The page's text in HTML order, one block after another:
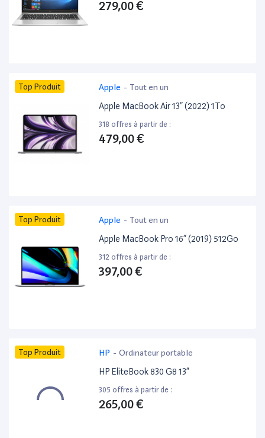
279,00 €
Top Produit Apple - Tout en un
Apple MacBook Air 13” (2022) 1To
318 offres à partir de :
479,00 €
Top Produit Apple - Tout en un
Apple MacBook Pro 16” (2019) 512Go
312 offres à partir de :
397,00 €
Top Produit HP - Ordinateur portable
HP EliteBook 830 G8 13”
305 offres à partir de :
265,00 €